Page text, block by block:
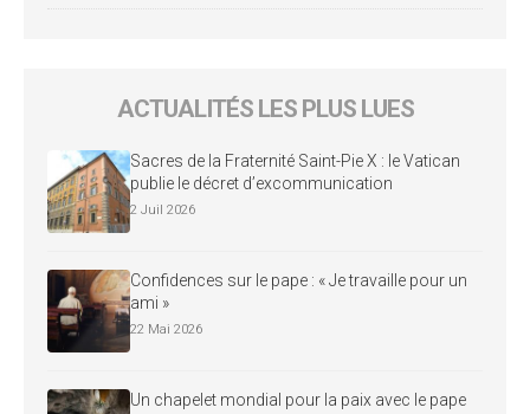
ACTUALITÉS LES PLUS LUES
Sacres de la Fraternité Saint-Pie X : le Vatican
publie le décret d’excommunication
2 Juil 2026
Confidences sur le pape : « Je travaille pour un
ami »
22 Mai 2026
Un chapelet mondial pour la paix avec le pape